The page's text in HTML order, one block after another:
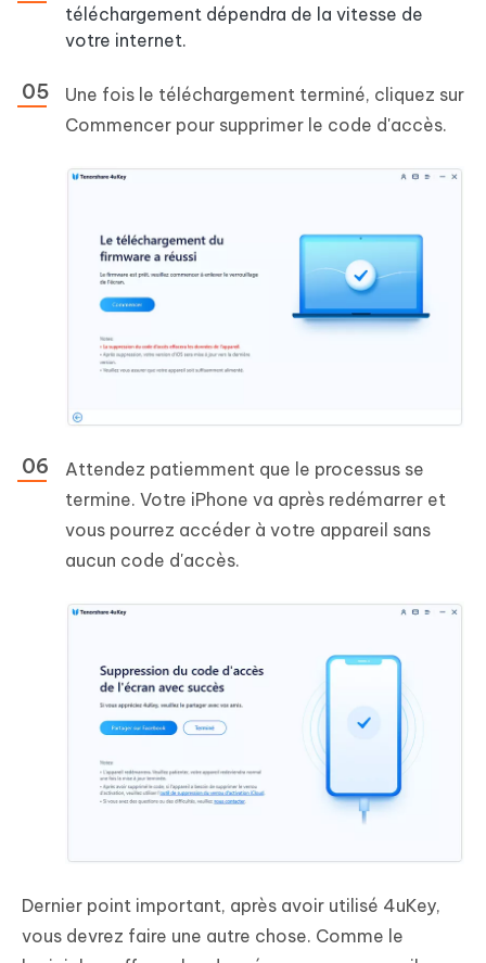
téléchargement dépendra de la vitesse de
votre internet.
Une fois le téléchargement terminé, cliquez sur
Commencer pour supprimer le code d'accès.
Attendez patiemment que le processus se
termine. Votre iPhone va après redémarrer et
vous pourrez accéder à votre appareil sans
aucun code d'accès.
Dernier point important, après avoir utilisé 4uKey,
vous devrez faire une autre chose. Comme le